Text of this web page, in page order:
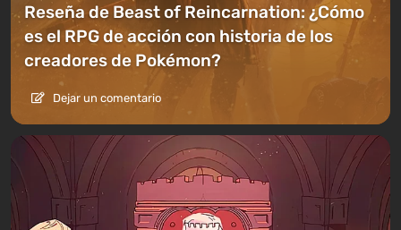
Reseña de Beast of Reincarnation: ¿Cómo
es el RPG de acción con historia de los
creadores de Pokémon?
Dejar un comentario